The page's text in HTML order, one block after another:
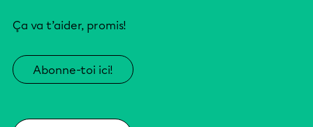
Ça va t’aider, promis!
Abonne-toi ici!